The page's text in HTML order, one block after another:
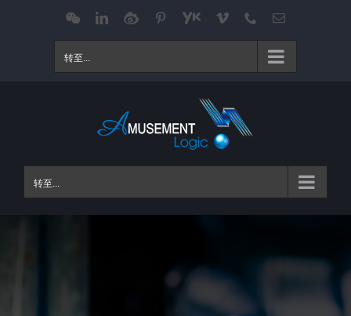
WeChatLinkedIn
Weibo Pinterest
Youku Vimeo Phone电
转至...
转至...